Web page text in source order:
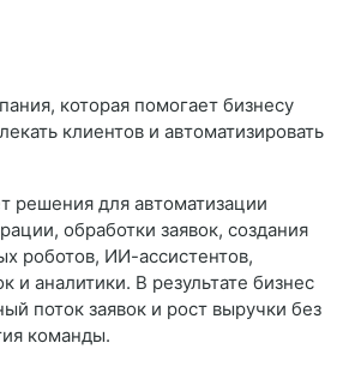
которая помогает бизнесу
клиентов и автоматизировать
решения для автоматизации
обработки заявок, создания
роботов, ИИ-ассистентов,
и аналитики. В результате бизнес
поток заявок и рост выручки без
команды.